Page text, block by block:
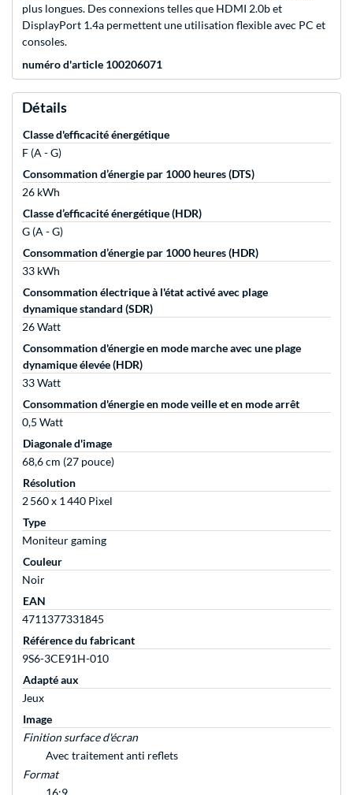
plus longues. Des connexions telles que HDMI 2.0b et
DisplayPort 1.4a permettent une utilisation flexible avec PC et
consoles.
numéro d'article 100206071
Détails
Classe d'efficacité énergétique
F (A - G)
Consommation d’énergie par 1000 heures (DTS)
26 kWh
Classe d’efficacité énergétique (HDR)
G (A - G)
Consommation d’énergie par 1000 heures (HDR)
33 kWh
Consommation électrique à l'état activé avec plage
dynamique standard (SDR)
26 Watt
Consommation d'énergie en mode marche avec une plage
dynamique élevée (HDR)
33 Watt
Consommation d'énergie en mode veille et en mode arrêt
0,5 Watt
Diagonale d'image
68,6 cm (27 pouce)
Résolution
2 560 x 1 440 Pixel
Type
Moniteur gaming
Couleur
Noir
EAN
4711377331845
Référence du fabricant
9S6-3CE91H-010
Adapté aux
Jeux
Image
Finition surface d'écran
Avec traitement anti reflets
Format
16:9